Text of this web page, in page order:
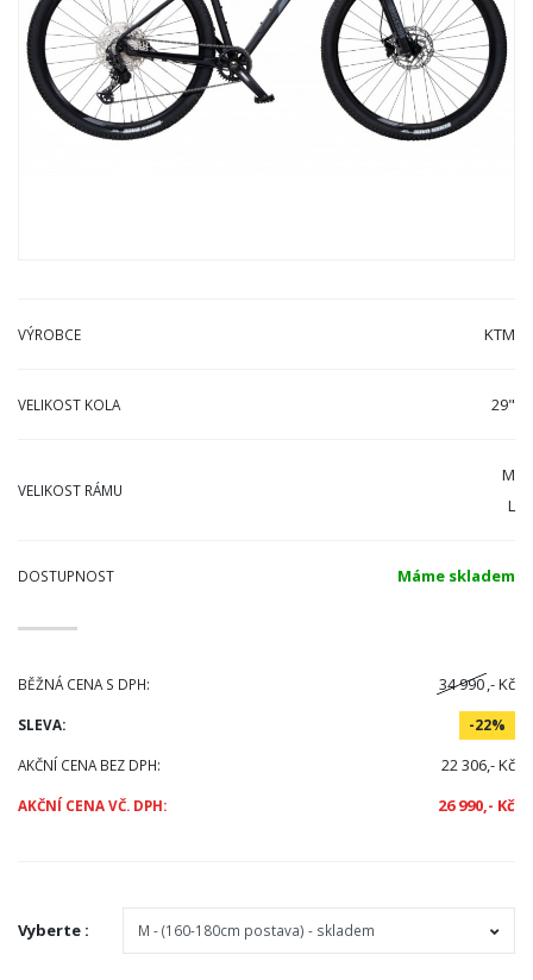
VÝROBCE KTM
VELIKOST KOLA 29"
VELIKOST RÁMU
M
L
DOSTUPNOST Máme skladem
BĚŽNÁ CENA S DPH: 34 990,- Kč
SLEVA: -22%
AKČNÍ CENA BEZ DPH: 22 306,- Kč
AKČNÍ CENA VČ. DPH: 26 990,- Kč
Vyberte :